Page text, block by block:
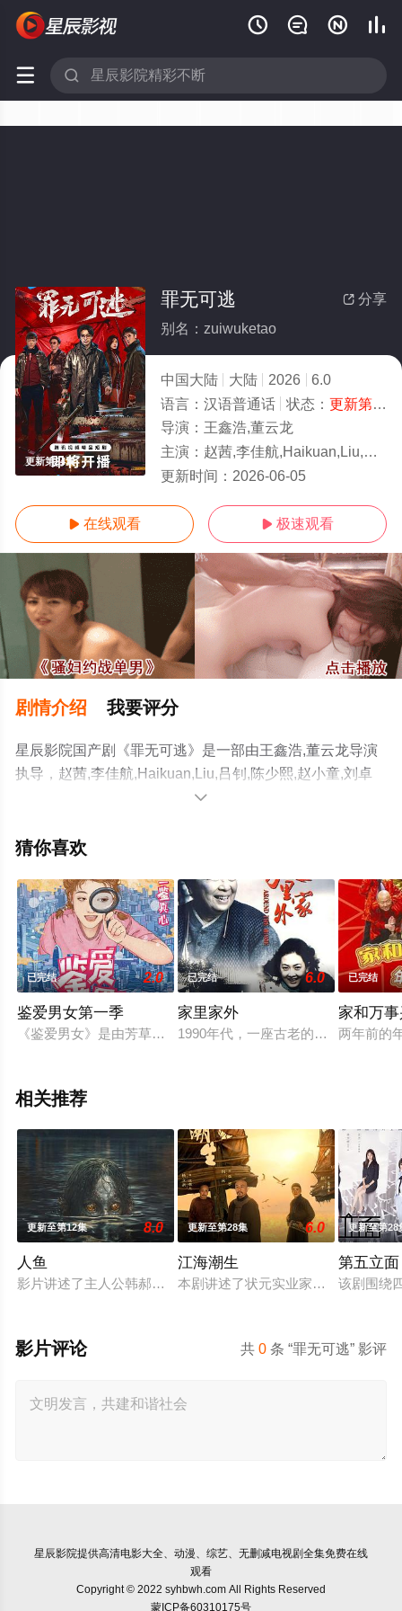
   
 
更新第24集
 分享
罪无可逃
别名：zuiwuketao
中国大陆 大陆 2026
6.0
语言： 汉语普通话 状态： 更新第24集
导演： 王鑫浩,董云龙
主演： 赵茜,李佳航,Haikuan,Liu,吕钊,陈少熙,赵小童,刘卓杰,王与歌
更新时间： 2026-06-05
 在线观看  极速观看
剧情介绍 我要评分
星辰影院国产剧《罪无可逃》是一部由王鑫浩,董云龙导演
执导，赵茜,李佳航,Haikuan,Liu,吕钊,陈少熙,赵小童,刘卓
杰,王与歌等演员精彩演绎的中国大陆电视剧，手机免费观
多相关信息可移步至豆瓣电视剧、电视猫或剧情网等平台

猜你喜欢
已完结 2.0
鉴爱男女第一季
《鉴爱男女》是由芳草地影视出品，腾讯视频独家播出的轻喜
已完结 6.0
家里家外
1990年代，一座古老的四合院里生
已完结
家和万
两年前的
相关推荐
更新至第12集 8.0
人鱼
影片讲述了主人公韩郝（樊少皇 饰）为了营救意外被困秘密实
更新至第28集 6.0
江海潮生
本剧讲述了状元实业家张謇创办大生
更新至第28
第五立面
该剧围绕
共0 条 “罪无可逃” 影评
影片评论
星辰影院提供高清电影大全、动漫、综艺、无删减电视剧全集免费在线
观看
Copyright © 2022 syhbwh.com All Rights Reserved
蒙ICP备60310175号